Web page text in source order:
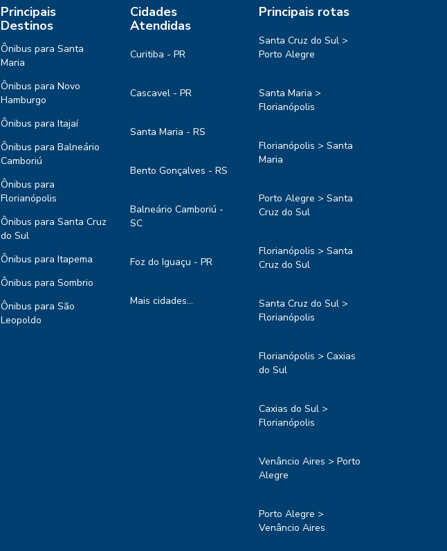
Principais
Destinos
Ônibus para Santa
Maria
Ônibus para Novo
Hamburgo
Ônibus para Itajaí
Ônibus para Balneário
Camboriú
Ônibus para
Florianópolis
Ônibus para Santa Cruz
do Sul
Ônibus para Itapema
Ônibus para Sombrio
Ônibus para São
Leopoldo
Cidades
Atendidas
Curitiba - PR
Cascavel - PR
Santa Maria - RS
Bento Gonçalves - RS
Balneário Camboriú -
SC
Foz do Iguaçu - PR
Mais cidades...
Principais rotas
Santa Cruz do Sul >
Porto Alegre
Santa Maria >
Florianópolis
Florianópolis > Santa
Maria
Porto Alegre > Santa
Cruz do Sul
Florianópolis > Santa
Cruz do Sul
Santa Cruz do Sul >
Florianópolis
Florianópolis > Caxias
do Sul
Caxias do Sul >
Florianópolis
Venâncio Aires > Porto
Alegre
Porto Alegre >
Venâncio Aires